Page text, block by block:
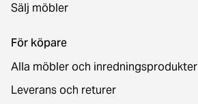
Sälj möbler
För köpare
Alla möbler och inredningsprodukter
Leverans och returer